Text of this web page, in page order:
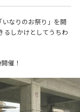
なりのお祭り」を開
るしかけとしてうちわ
催！